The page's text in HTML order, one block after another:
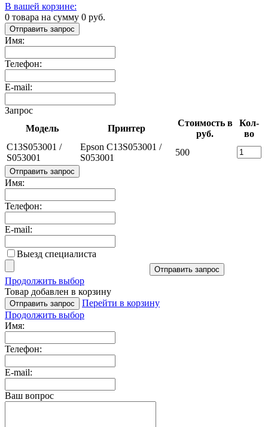
В вашей корзине:
0 товара на сумму 0 руб.
Отправить запрос
Имя:
Телефон:
E-mail:
Запрос
Модель
Принтер
Стоимость в
руб.
Кол-
во
C13S053001 /
S053001
Epson C13S053001 /
S053001
500
Отправить запрос
Имя:
Телефон:
E-mail:
Выезд специалиста
Отправить запрос
Продолжить выбор
Товар добавлен в корзину
Отправить запрос
Перейти в корзину
Продолжить выбор
Имя:
Телефон:
E-mail:
Ваш вопрос